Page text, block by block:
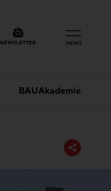
MENÜ
NEWSLETTER
BAUAkademie